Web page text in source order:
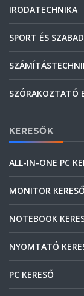
IRODATECHNIKA
SPORT ÉS
SZÓRAKOZTATÓ
KERESŐK
ALL-IN-ONE PC
MONITOR
NOTEBOOK
NYOMTATÓ
PC KERESŐ